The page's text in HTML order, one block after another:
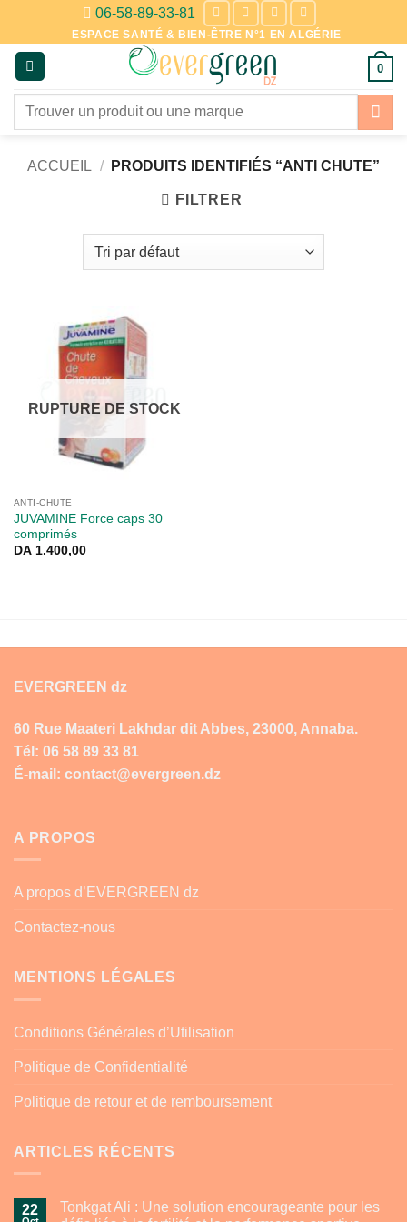
contenu
06-58-89-33-81
ESPACE SANTÉ & BIEN-ÊTRE N°1 EN ALGÉRIE
0
Recherche
ACCUEIL / PRODUITS IDENTIFIÉS “ANTI CHUTE”
FILTRER
RUPTURE DE STOCK
ANTI-CHUTE
JUVAMINE Force caps 30
comprimés
DA1.400,00
EVERGREEN dz
60 Rue Maateri Lakhdar dit Abbes, 23000, Annaba.
Tél: 06 58 89 33 81
É-mail: contact@evergreen.dz
A PROPOS
A propos d’EVERGREEN dz
Contactez-nous
MENTIONS LÉGALES
Conditions Générales d’Utilisation
Politique de Confidentialité
Politique de retour et de remboursement
ARTICLES RÉCENTS
22
Tonkgat Ali : Une solution encourageante pour les